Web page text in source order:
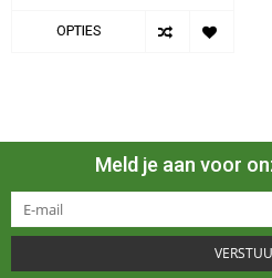
OPTIES
Meld je aan voor